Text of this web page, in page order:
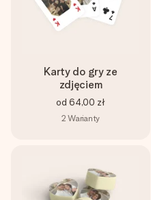
Karty do gry ze
zdjęciem
od 64,00 zł
2 Warianty